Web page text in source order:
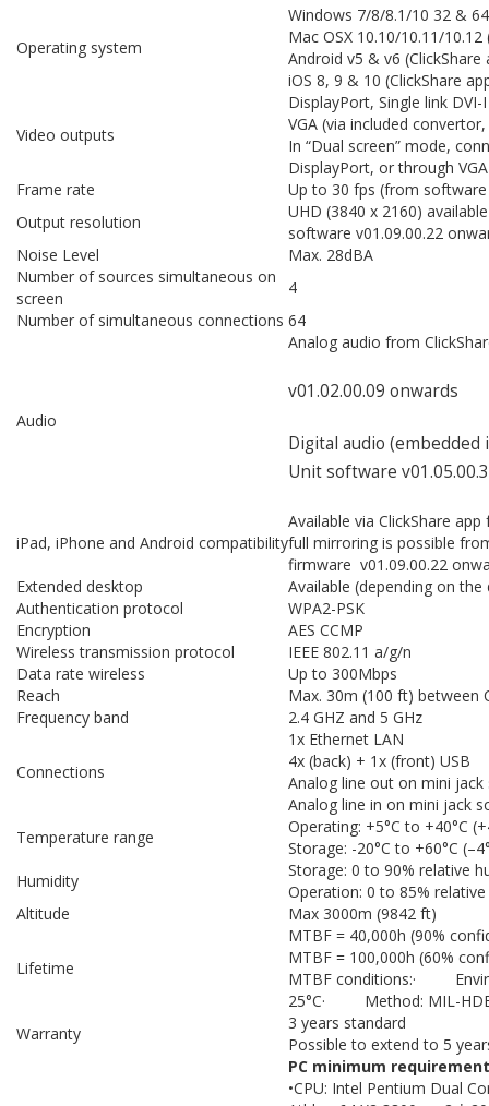
Operating system
Windows 7/8/8.1/10 32 &
Mac OSX 10.10/10.11/10.12
Android v5 & v6 (ClickShare
iOS 8, 9 & 10 (ClickShare
Video outputs
DisplayPort, Single link DVI-I
VGA (via included
In “Dual screen” mode,
DisplayPort, or through
Frame rate
Up to 30 fps (from software
Output resolution
UHD (3840 x 2160)
software v01.09.00.22
Noise Level
Max. 28dBA
Number of sources simultaneous on
screen
4
Number of simultaneous connections 64
Audio
Analog audio from
v01.02.00.09 onwards
Digital audio (embedded
Unit software
iPad, iPhone and Android compatibility
Available via ClickShare
full mirroring is possible
firmware v01.09.00.22
Extended desktop
Available (depending on
Authentication protocol
WPA2-PSK
Encryption
AES CCMP
Wireless transmission protocol
IEEE 802.11 a/g/n
Data rate wireless
Up to 300Mbps
Reach
Max. 30m (100 ft) between
Frequency band
2.4 GHZ and 5 GHz
Connections
1x Ethernet LAN
4x (back) + 1x (front) USB
Analog line out on mini
Analog line in on mini jack
Temperature range
Operating: +5°C to +40°C
Storage: -20°C to +60°C
Humidity
Storage: 0 to 90% relative
Operation: 0 to 85%
Altitude
Max 3000m (9842 ft)
Lifetime
MTBF = 40,000h (90%
MTBF = 100,000h (60%
MTBF conditions:·
25°C· Method: MIL-
Warranty
3 years standard
Possible to extend to 5
PC minimum
•CPU: Intel Pentium Dual